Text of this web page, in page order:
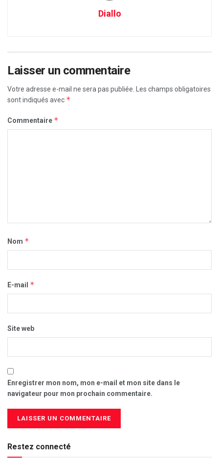
Diallo
Laisser un commentaire
Votre adresse e-mail ne sera pas publiée. Les champs obligatoires
sont indiqués avec *
Commentaire *
Nom *
E-mail *
Site web
Enregistrer mon nom, mon e-mail et mon site dans le
navigateur pour mon prochain commentaire.
Restez connecté